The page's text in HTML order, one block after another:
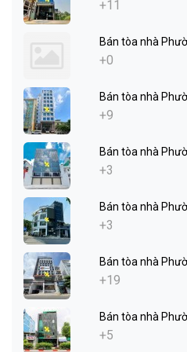
+11
Bán tòa nhà
+0
Bán tòa nhà
+9
Bán tòa nhà
+3
Bán tòa nhà
+3
Bán tòa nhà
+19
Bán tòa nhà
+5